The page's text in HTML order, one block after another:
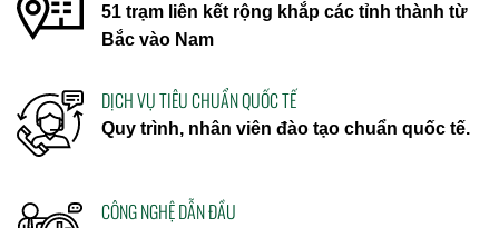
51 trạm liên kết rộng khắp các tỉnh thành từ
Bắc vào Nam
DỊCH VỤ TIÊU CHUẨN QUỐC TẾ
Quy trình, nhân viên đào tạo chuẩn quốc tế.
CÔNG NGHỆ DẪN ĐẦU